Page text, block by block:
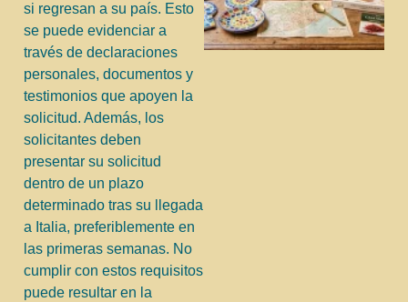
si regresan a su país. Esto
se puede evidenciar a
través de declaraciones
personales, documentos y
testimonios que apoyen la
solicitud. Además, los
solicitantes deben
presentar su solicitud
dentro de un plazo
determinado tras su llegada
a Italia, preferiblemente en
las primeras semanas. No
cumplir con estos requisitos
puede resultar en la